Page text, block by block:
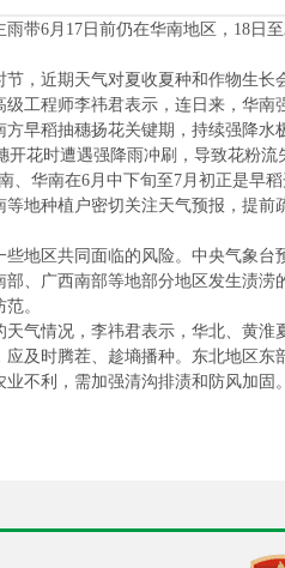
带6月17日前仍在华南地区，18日
节，近期天气对夏收夏种和作物生长
工程师李祎君表示，连日来，华
早稻抽穗扬花关键期，持续强降水
开花时遭遇强降雨冲刷，导致花粉
、华南在6月中下旬至7月初正是早
等地种植户密切关注天气预报，提
地区共同面临的风险。中央气象
、广西南部等地部分地区发生渍
。
气情况，李祎君表示，华北、黄
及时腾茬、趁墒播种。东北地区
不利，需加强清沟排渍和防风加固。